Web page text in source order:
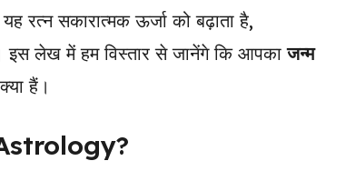
रत्न सकारात्मक ऊर्जा को बढ़ाता है,
इस लेख में हम विस्तार से जानेंगे कि आपकाजन्म
हैं।